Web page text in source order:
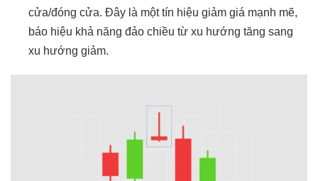
cửa/đóng cửa. Đây là một tín hiệu giảm giá mạnh mẽ,
báo hiệu khả năng đảo chiều từ xu hướng tăng sang
xu hướng giảm.